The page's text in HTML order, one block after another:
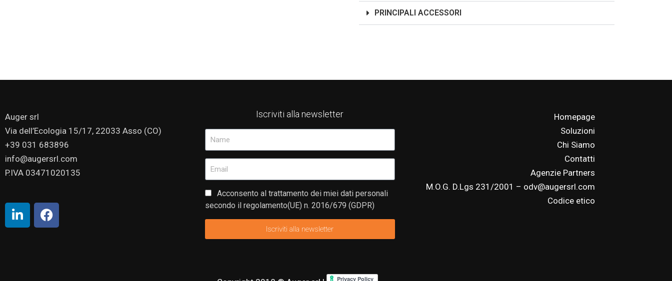
PRINCIPALI ACCESSORI
Auger srl
Via dell’Ecologia 15/17, 22033 Asso (CO)
+39 031 683896
info@augersrl.com
P.IVA 03471020135
Iscriviti alla newsletter
Acconsento al trattamento dei miei dati personali
secondo il regolamento(UE) n. 2016/679 (GDPR)
Iscriviti alla newsletter
Homepage
Soluzioni
Chi Siamo
Contatti
Agenzie Partners
M.O.G. D.Lgs 231/2001 – odv@augersrl.com
Codice etico